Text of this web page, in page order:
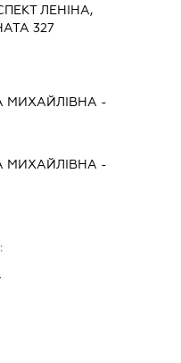
ЛЕНІНА,
327
МИХАЙЛІВНА -
МИХАЙЛІВНА -